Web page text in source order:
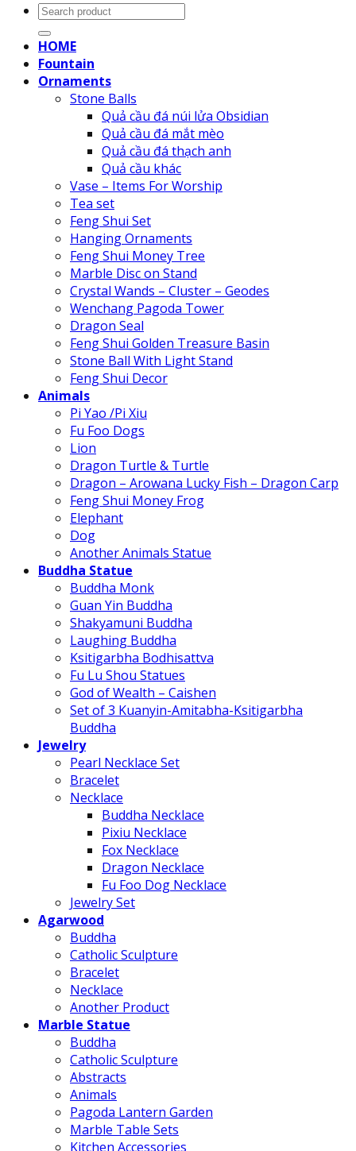
Search
for:
HOME
Fountain
Ornaments
Stone Balls
Quả cầu đá núi lửa Obsidian
Quả cầu đá mắt mèo
Quả cầu đá thạch anh
Quả cầu khác
Vase – Items For Worship
Tea set
Feng Shui Set
Hanging Ornaments
Feng Shui Money Tree
Marble Disc on Stand
Crystal Wands – Cluster – Geodes
Wenchang Pagoda Tower
Dragon Seal
Feng Shui Golden Treasure Basin
Stone Ball With Light Stand
Feng Shui Decor
Animals
Pi Yao /Pi Xiu
Fu Foo Dogs
Lion
Dragon Turtle & Turtle
Dragon – Arowana Lucky Fish – Dragon Carp
Feng Shui Money Frog
Elephant
Dog
Another Animals Statue
Buddha Statue
Buddha Monk
Guan Yin Buddha
Shakyamuni Buddha
Laughing Buddha
Ksitigarbha Bodhisattva
Fu Lu Shou Statues
God of Wealth – Caishen
Set of 3 Kuanyin-Amitabha-Ksitigarbha
Buddha
Jewelry
Pearl Necklace Set
Bracelet
Necklace
Buddha Necklace
Pixiu Necklace
Fox Necklace
Dragon Necklace
Fu Foo Dog Necklace
Jewelry Set
Agarwood
Buddha
Catholic Sculpture
Bracelet
Necklace
Another Product
Marble Statue
Buddha
Catholic Sculpture
Abstracts
Animals
Pagoda Lantern Garden
Marble Table Sets
Kitchen Accessories